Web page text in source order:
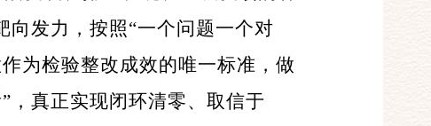
向发力，按照“一个问题一个对
为检验整改成效的唯一标准，做
，真正实现闭环清零、取信于